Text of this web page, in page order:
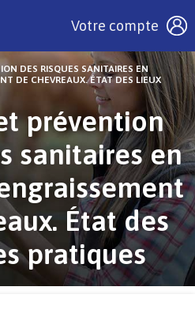
Votre compte
DES RISQUES SANITAIRES EN
DE CHEVREAUX. ÉTAT DES LIEUX
prévention
sanitaires en
État des
pratiques